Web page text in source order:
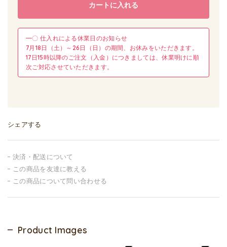
カートに入れる
━〇 仕入れによる休業日のお知らせ
7月18日（土）～26日（日）の期間、お休みをいただきます。
17日15時以降のご注文（入金）につきましては、休業明けに順
次ご対応させていただきます。
シェアする
決済・配送について
この商品を友達に教える
この商品について問い合わせる
Product Images